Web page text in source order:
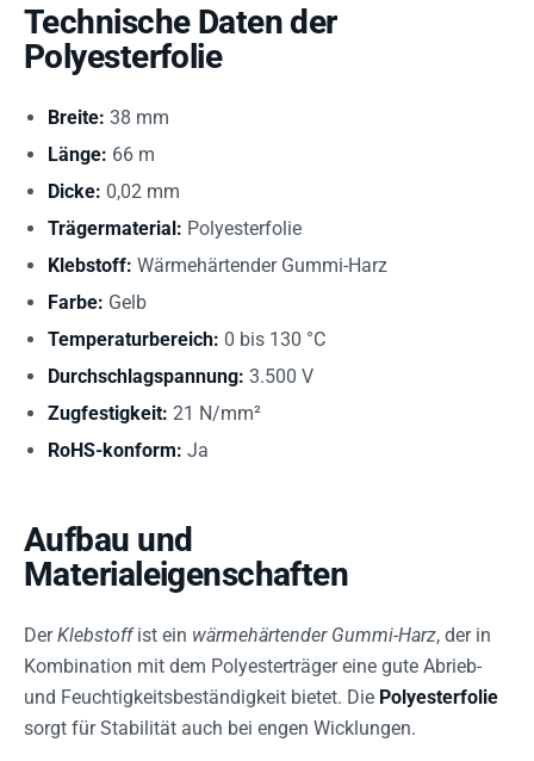
Technische Daten der
Polyesterfolie
Breite: 38 mm
Länge: 66 m
Dicke: 0,02 mm
Trägermaterial: Polyesterfolie
Klebstoff: Wärmehärtender Gummi-Harz
Farbe: Gelb
Temperaturbereich: 0 bis 130 °C
Durchschlagspannung: 3.500 V
Zugfestigkeit: 21 N/mm²
RoHS-konform: Ja
Aufbau und
Materialeigenschaften
DerKlebstoffist ein wärmehärtender Gummi-Harz, der in
Kombination mit dem Polyesterträger eine gute Abrieb-
und Feuchtigkeitsbeständigkeit bietet. Die Polyesterfolie
sorgt für Stabilität auch bei engen Wicklungen.